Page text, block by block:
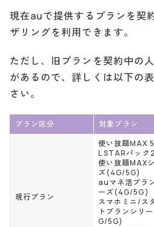
現在auで提供するプランを契
ザリングを利用できます。
ただし、旧プランを契約中の
があるので、詳しくは以下の
さい。
プラン区分 対象プラン
現行プラン
使い放題MAX
L STARパック2
使い放題MAX
ズ(4G/5G)
auマネ活プラ
ーズ(4G/5G)
スマホミニ/ス
トプランシリ
G/5G)